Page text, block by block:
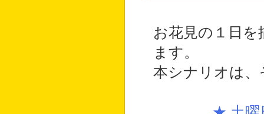
お花見の１日を
ます。
本シナリオは